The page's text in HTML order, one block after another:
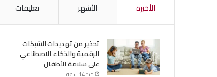
الأخيرة الأشهر تعليقات
تحذير من تهديدات الشبكات
الرقمية والذكاء الاصطناعي
على سلامة الأطفال
منذ 14 ساعة